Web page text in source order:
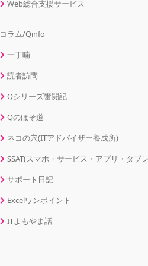
Web総合支援サービス
コラム/Qinfo
一丁噛
読者訪問
Qシリーズ奮闘記
Qのほそ道
ネコの穴(ITアドバイザー養成所)
SSAT(スマホ・サービス・アプリ・タブ
サポート日記
Excelワンポイント
ITよもやま話